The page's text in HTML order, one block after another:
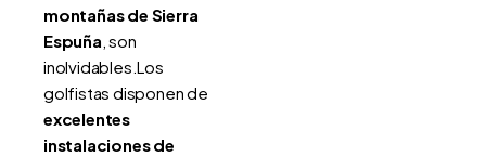
montañas de Sierra
Espuña, son
inolvidables.Los
golfistas disponen de
excelentes
instalaciones de